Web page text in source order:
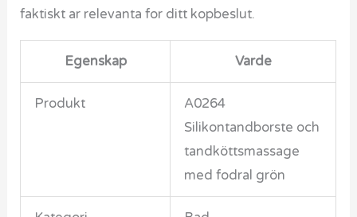
faktiskt ar relevanta for ditt kopbeslut.
Egenskap Varde
Produkt
A0264
Silikontandborste och
tandköttsmassage
med fodral grön